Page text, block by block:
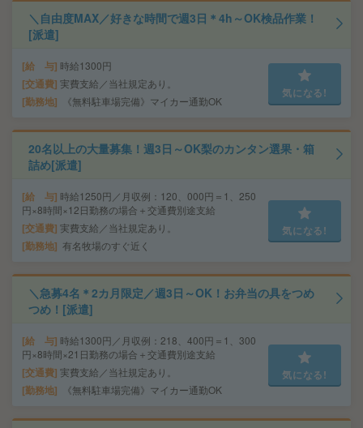
＼自由度MAX／好きな時間で週3日＊4h～OK検品作業！
[派遣]
給 与 時給1300円
交通費 実費支給／当社規定あり。
勤務地 《無料駐車場完備》マイカー通勤OK
気になる!
20名以上の大量募集！週3日～OK梨のカンタン選果・箱
詰め[派遣]
給 与 時給1250円／月収例：120、000円＝1、250
円×8時間×12日勤務の場合＋交通費別途支給
交通費 実費支給／当社規定あり。
勤務地 有名牧場のすぐ近く
気になる!
＼急募4名＊2カ月限定／週3日～OK！お弁当の具をつめ
つめ！[派遣]
給 与 時給1300円／月収例：218、400円＝1、300
円×8時間×21日勤務の場合＋交通費別途支給
交通費 実費支給／当社規定あり。
勤務地 《無料駐車場完備》マイカー通勤OK
気になる!